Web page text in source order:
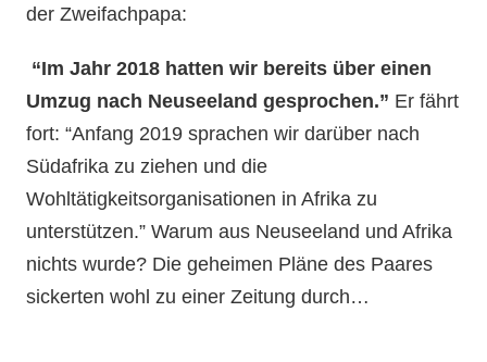
der Zweifachpapa:
“Im Jahr 2018 hatten wir bereits über einen
Umzug nach Neuseeland gesprochen.” Er fährt
fort: “Anfang 2019 sprachen wir darüber nach
Südafrika zu ziehen und die
Wohltätigkeitsorganisationen in Afrika zu
unterstützen.” Warum aus Neuseeland und Afrika
nichts wurde? Die geheimen Pläne des Paares
sickerten wohl zu einer Zeitung durch…